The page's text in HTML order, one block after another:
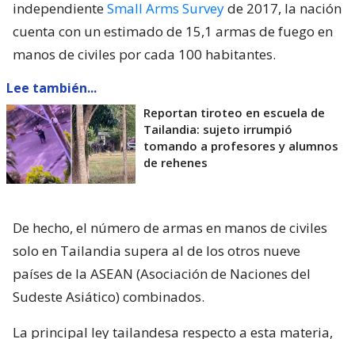
independienteSmall Arms Surveyde 2017, la nación
cuenta con un estimado de 15,1 armas de fuego en
manos de civiles por cada 100 habitantes.
Lee también...
Reportan tiroteo en escuela de
Tailandia: sujeto irrumpió
tomando a profesores y alumnos
de rehenes
De hecho, el número de armas en manos de civiles
solo en Tailandia supera al de los otros nueve
países de la ASEAN (Asociación de Naciones del
Sudeste Asiático) combinados.
La principal ley tailandesa respecto a esta materia,